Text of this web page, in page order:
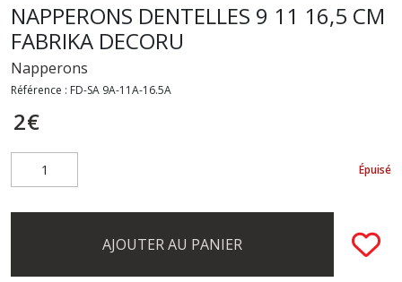
NAPPERONS DENTELLES 9 11 16,5 CM
FABRIKA DECORU
Napperons
Référence : FD-SA 9A-11A-16.5A
2€
Épuisé
AJOUTER AU PANIER